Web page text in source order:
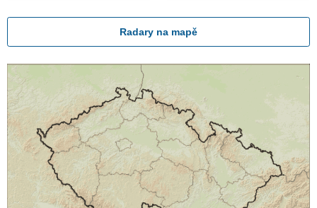
Radary na mapě